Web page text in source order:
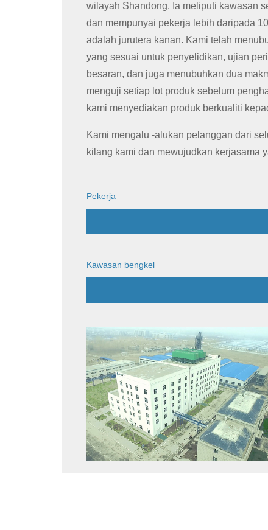
wilayah Shandong. Ia meliputi kawasan
dan mempunyai pekerja lebih daripada
adalah jurutera kanan. Kami telah
yang sesuai untuk penyelidikan, ujian
besaran, dan juga menubuhkan dua
menguji setiap lot produk sebelum
kami menyediakan produk berkualiti
Kami mengalu -alukan pelanggan dari
kilang kami dan mewujudkan kerjasama
Pekerja
Kawasan bengkel